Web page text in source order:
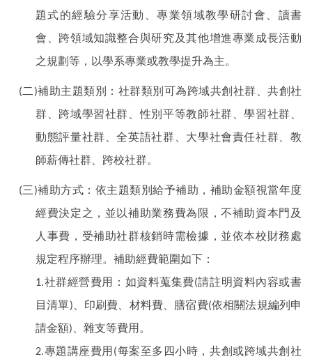
題式的經驗分享活動、專業領域教學研討會、讀書
會、跨領域知識整合與研究及其他增進專業成長活動
之規劃等，以學系專業或教學提升為主。
(二)補助主題類別：社群類別可為跨域共創社群、共創社
群、跨域學習社群、性別平等教師社群、學習社群、
動態評量社群、全英語社群、大學社會責任社群、教
師薪傳社群、跨校社群。
(三)補助方式：依主題類別給予補助，補助金額視當年度
經費決定之，並以補助業務費為限，不補助資本門及
人事費，受補助社群核銷時需檢據，並依本校財務處
規定程序辦理。補助經費範圍如下：
1.社群經營費用：如資料蒐集費(請註明資料內容或書
目清單)、印刷費、材料費、膳宿費(依相關法規編列申
請金額)、雜支等費用。
2.專題講座費用(每案至多四小時，共創或跨域共創社